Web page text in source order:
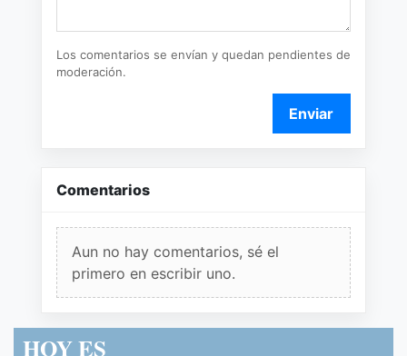
Los comentarios se envían y quedan pendientes de
moderación.
Enviar
Comentarios
Aun no hay comentarios, sé el
primero en escribir uno.
HOY ES